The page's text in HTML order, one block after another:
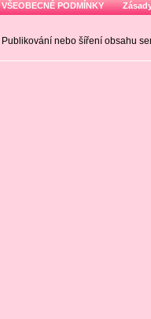
VŠEOBECNÉ PODMÍNKY
Publikování nebo šíření obsahu